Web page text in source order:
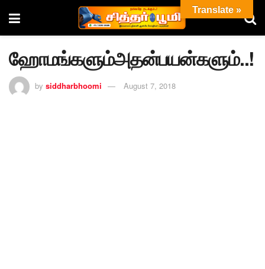
ஹோமங்களும்அதன்பயன்களும்..!
by siddharbhoomi August 7, 2018
Translate »